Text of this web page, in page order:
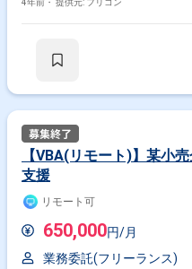
4年前・ 提供元: フリコン
【VBA(リモート)】某小
支援
リモート可
650,000円/月
業務委託(フリーランス)